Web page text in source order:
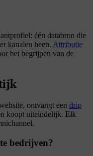
één databron die
kanalen heen. Attributie
het begrijpen van de
ontvangt een drip
koopt uiteindelijk. Elk
bedrijven?